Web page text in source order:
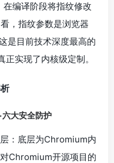
编译阶段将指纹修改
，指纹参数是浏览器
是目前技术深度最高的
实现了内核级定制。
大安全防护
：底层为Chromium内
Chromium开源项目的